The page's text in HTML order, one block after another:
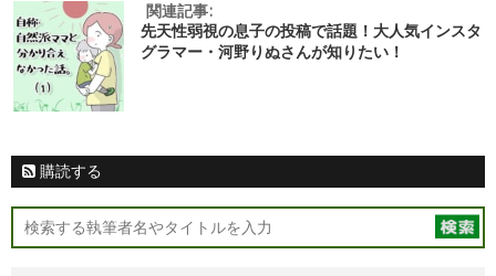
関連記事:
先天性弱視の息子の投稿で話題！大人気インスタ
グラマー・河野りぬさんが知りたい！
購読する